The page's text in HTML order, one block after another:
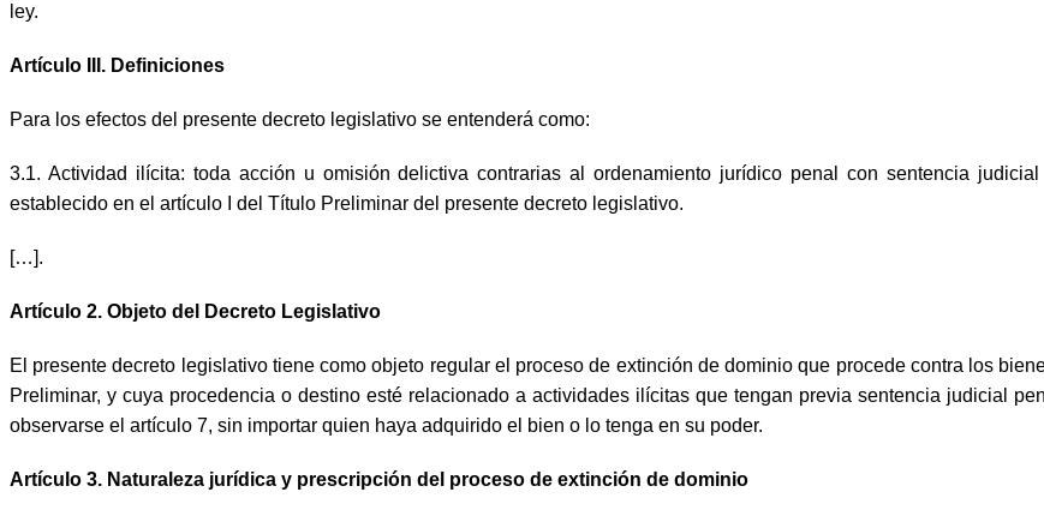
ley.
Artículo III. Definiciones
Para los efectos del presente decreto legislativo se entenderá como:
3.1. Actividad ilícita: toda acción u omisión delictiva contrarias al ordenamiento jurídico penal con sentencia
establecido en el artículo I del Título Preliminar del presente decreto legislativo.
[…].
Artículo 2. Objeto del Decreto Legislativo
El presente decreto legislativo tiene como objeto regular el proceso de extinción de dominio que procede contra los
Preliminar, y cuya procedencia o destino esté relacionado a actividades ilícitas que tengan previa sentencia judicial
observarse el artículo 7, sin importar quien haya adquirido el bien o lo tenga en su poder.
Artículo 3. Naturaleza jurídica y prescripción del proceso de extinción de dominio